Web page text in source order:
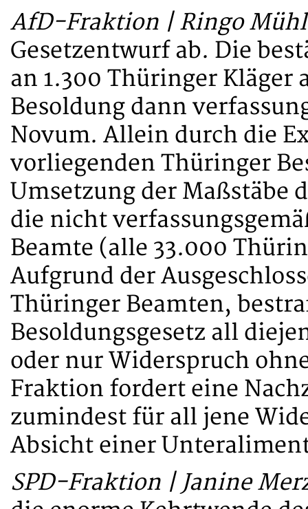
AfD-Fraktion | Ringo
Gesetzentwurf ab. Die
an 1.300 Thüringer Kläger
Besoldung dann
Novum. Allein durch die
vorliegenden Thüringer
Umsetzung der Maßstäbe
die nicht
Beamte (alle 33.000
Aufgrund der
Thüringer Beamten,
Besoldungsgesetz all
oder nur Widerspruch
Fraktion fordert eine
zumindest für all jene
Absicht einer
SPD-Fraktion | Janine